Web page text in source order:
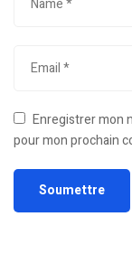
Enregistrer mon
pour mon prochain